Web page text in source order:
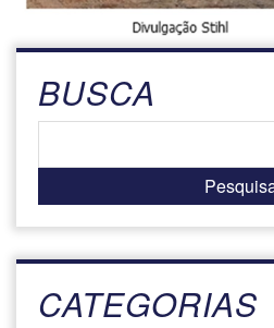
BUSCA
CATEGORIAS